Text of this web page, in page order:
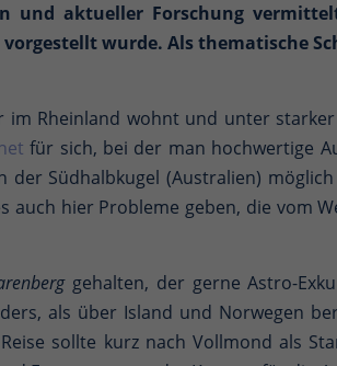
und aktueller Forschung
vorgestellt wurde. Als thematische
im Rheinland wohnt und unter
für sich, bei der man hochwertige
Südhalbkugel (Australien)
auch hier Probleme geben, die vom
gehalten, der gerne Astro-
als über Island und Norwegen
sollte kurz nach Vollmond als